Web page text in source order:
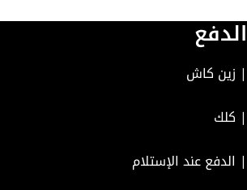
كاش
عند الإستلام